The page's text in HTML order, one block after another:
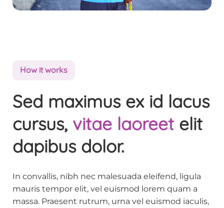
How it works
Sed maximus ex id lacus
cursus, vitae laoreet elit
dapibus dolor.
In convallis, nibh nec malesuada eleifend, ligula
mauris tempor elit, vel euismod lorem quam a
massa. Praesent rutrum, urna vel euismod iaculis,